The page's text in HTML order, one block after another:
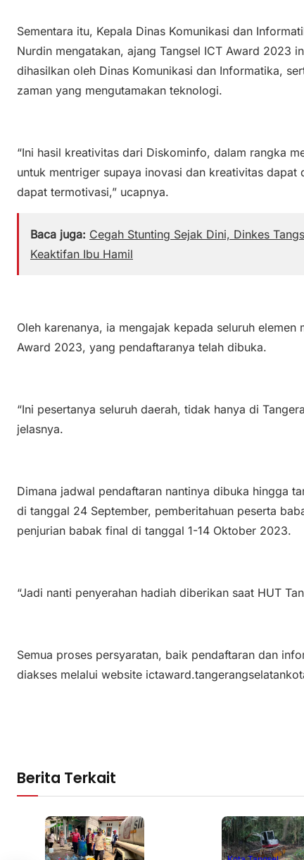
Sementara itu, Kepala Dinas Komunikasi dan
Nurdin mengatakan, ajang Tangsel ICT Award 2023
dihasilkan oleh Dinas Komunikasi dan Informatika,
zaman yang mengutamakan teknologi.
“Ini hasil kreativitas dari Diskominfo, dalam rangka
untuk mentriger supaya inovasi dan kreativitas dapat
dapat termotivasi,” ucapnya.
Baca juga: Cegah Stunting Sejak Dini, Dinkes
Keaktifan Ibu Hamil
Oleh karenanya, ia mengajak kepada seluruh
Award 2023, yang pendaftaranya telah dibuka.
“Ini pesertanya seluruh daerah, tidak hanya di
jelasnya.
Dimana jadwal pendaftaran nantinya dibuka hingga
di tanggal 24 September, pemberitahuan peserta
penjurian babak final di tanggal 1-14 Oktober 2023.
“Jadi nanti penyerahan hadiah diberikan saat HUT
Semua proses persyaratan, baik pendaftaran dan
diakses melalui website
Berita Terkait